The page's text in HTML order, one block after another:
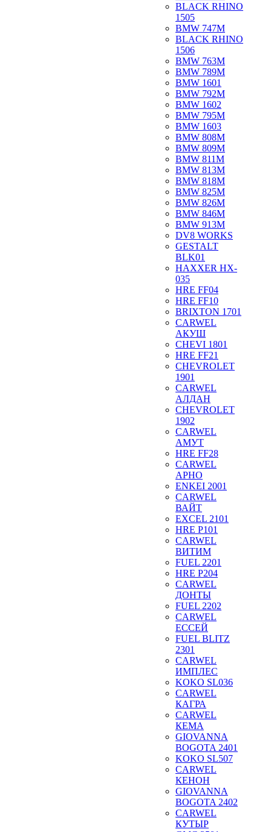
BLACK RHINO
1505
BMW 747M
BLACK RHINO
1506
BMW 763M
BMW 789M
BMW 1601
BMW 792M
BMW 1602
BMW 795M
BMW 1603
BMW 808M
BMW 809M
BMW 811M
BMW 813M
BMW 818M
BMW 825M
BMW 826M
BMW 846M
BMW 913M
DV8 WORKS
GESTALT
BLK01
HAXXER HX-
035
HRE FF04
HRE FF10
BRIXTON 1701
CARWEL
АКУШ
CHEVI 1801
HRE FF21
CHEVROLET
1901
CARWEL
АЛДАН
CHEVROLET
1902
CARWEL
АМУТ
HRE FF28
CARWEL
АРНО
ENKEI 2001
CARWEL
ВАЙТ
EXCEL 2101
HRE P101
CARWEL
ВИТИМ
FUEL 2201
HRE P204
CARWEL
ДОНТЫ
FUEL 2202
CARWEL
ЕССЕЙ
FUEL BLITZ
2301
CARWEL
ИМПЛЕС
KOKO SL036
CARWEL
КАГРА
CARWEL
КЕМА
GIOVANNA
BOGOTA 2401
KOKO SL507
CARWEL
КЕНОН
GIOVANNA
BOGOTA 2402
CARWEL
КУТЫР